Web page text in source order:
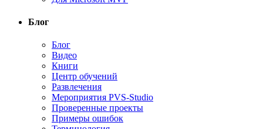
Блог
Блог
Видео
Книги
Центр обучений
Развлечения
Мероприятия PVS-Studio
Проверенные проекты
Примеры ошибок